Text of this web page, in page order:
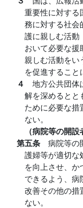
重要性に対する
務に対する社会
護に親しむ活動
おいて必要な援
親しむ活動をい
を促進すること
４ 地方公共団体
解を深めるとと
ために必要な措
ない。
（病院等の開設
第五条 病院等の
護婦等が適切な
を向上させ、
できるよう、
改善その他の措
ない。